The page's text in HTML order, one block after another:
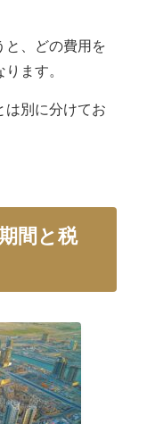
と、どの費用を
ます。
は別に分けてお
間と税